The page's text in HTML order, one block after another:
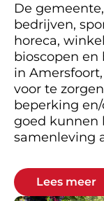
De
bedrijven,
horeca,
bioscopen en
in
voor te
beperking
goed kunnen
samenleving
Lees meer